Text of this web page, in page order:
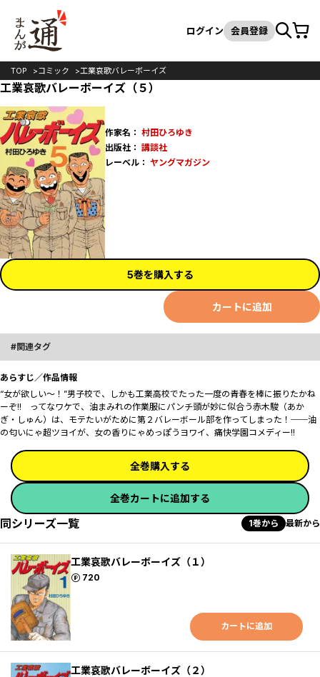
検索
ログイン 会員登録カート
TOP コミック 工業哀歌バレーボーイズ
工業哀歌バレーボーイズ（５）
作家名： 村田ひろゆき
出版社： 講談社
レーベル： ヤングマガジン
5巻を購入する
カートに追加
関連タグ
あらすじ／作品情報
“女が欲しい～！”男子校で、しかも工業高校でたった一度の青春を棒に振りたかね
ーぞ!! ってなワケで、油まみれの作業服にパンチ頭が妙に似合う赤木駿（あか
ぎ・しゅん）は、モテたいがために第２バレーボール部を作ってしまった！──油
の匂いにゃ超ツヨイが、女の香りにゃめっぽうヨワイ、痛快学園コメディー!!
全巻購入する
全巻カートに追加する
同シリーズ一覧 1巻から 最新から
工業哀歌バレーボーイズ（１）
720
ポイント
カートに追加
工業哀歌バレーボーイズ（２）